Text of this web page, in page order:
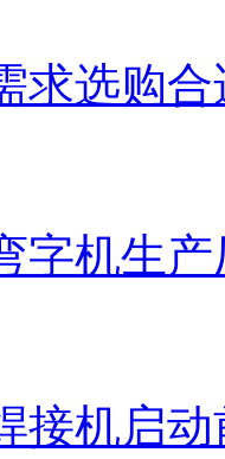
求选购
字机生产
接机启